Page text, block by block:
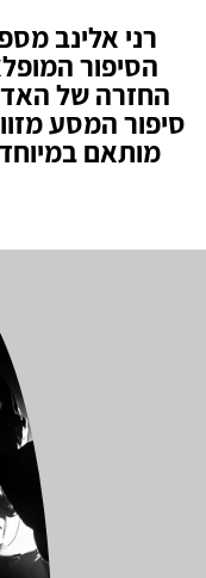
הסיפור
החזרה של
סיפור המסע
מותאם